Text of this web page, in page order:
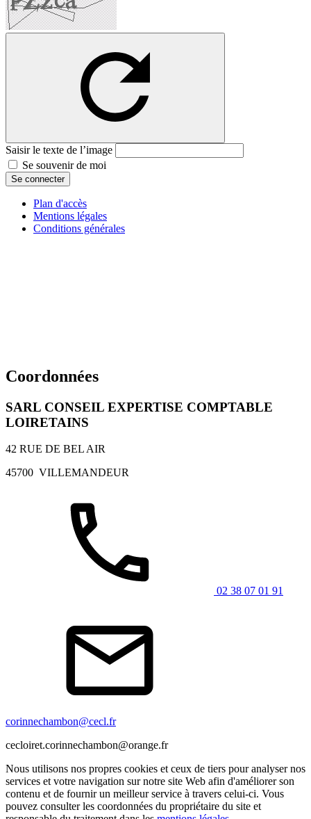
Saisir le texte de l’image
Se souvenir de moi
Se connecter
Plan d'accès
Mentions légales
Conditions générales
Coordonnées
SARL CONSEIL EXPERTISE COMPTABLE
LOIRETAINS
42 RUE DE BEL AIR
45700 VILLEMANDEUR
02 38 07 01 91
corinnechambon@cecl.fr
cecloiret.corinnechambon@orange.fr
Nous utilisons nos propres cookies et ceux de tiers pour analyser nos
services et votre navigation sur notre site Web afin d'améliorer son
contenu et de fournir un meilleur service à travers celui-ci. Vous
pouvez consulter les coordonnées du propriétaire du site et